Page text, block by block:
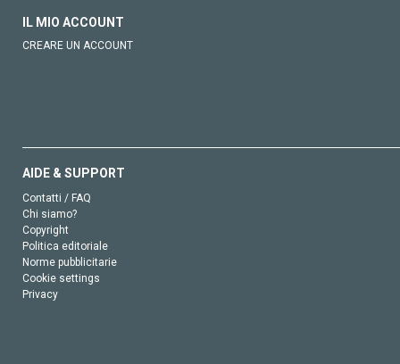
IL MIO ACCOUNT
CREARE UN ACCOUNT
AIDE & SUPPORT
Contatti / FAQ
Chi siamo?
Copyright
Politica editoriale
Norme pubblicitarie
Cookie settings
Privacy